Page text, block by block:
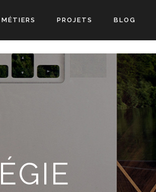
MÉTIERS PROJETS BLOG